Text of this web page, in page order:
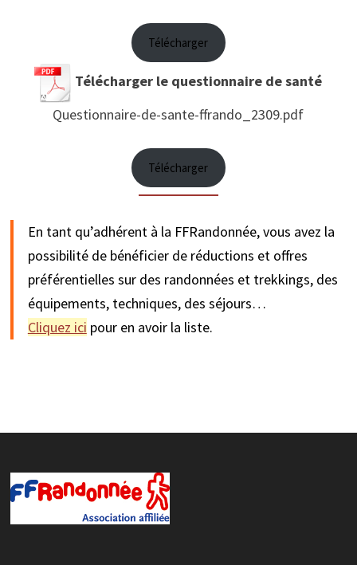
Télécharger
Télécharger le questionnaire de santé
Questionnaire-de-sante-ffrando_2309.pdf
Télécharger
En tant qu’adhérent à la FFRandonnée, vous avez la
possibilité de bénéficier de réductions et offres
préférentielles sur des randonnées et trekkings, des
équipements, techniques, des séjours…
Cliquez ici pour en avoir la liste.